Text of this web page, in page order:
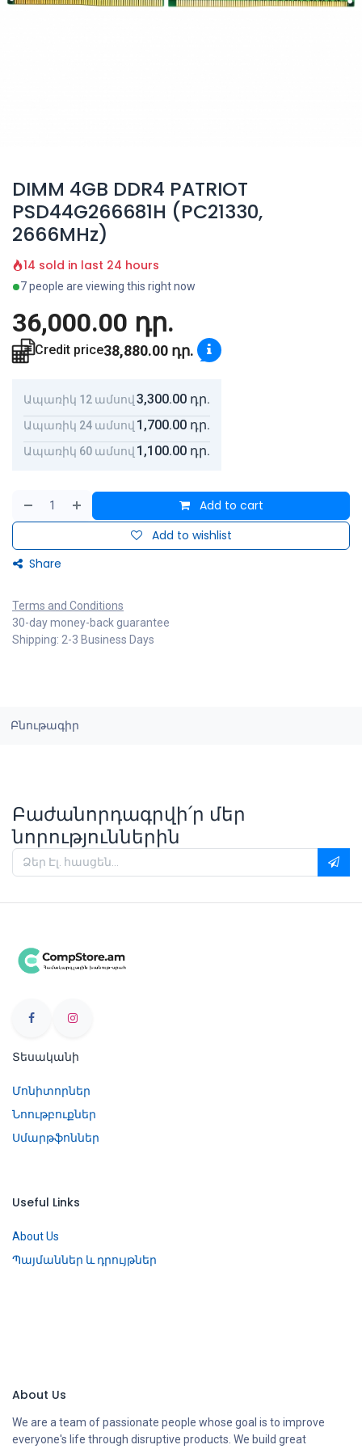
DIMM 4GB DDR4 PATRIOT
PSD44G266681H (PC21330,
2666MHz)
14 sold in last 24 hours
7 people are viewing this right now
36,000.00 դր.
Credit price38,880.00 դր.
Ապառիկ 12 ամսով 3,300.00 դր.
Ապառիկ 24 ամսով 1,700.00 դր.
Ապառիկ 60 ամսով 1,100.00 դր.
Add to cart
Add to wishlist
Share
Terms and Conditions
30-day money-back guarantee
Shipping: 2-3 Business Days
Բնութագիր
Բաժանորդագրվի՛ր մեր
նորություններին
Տեսականի
Մոնիտորներ
Նոութբուքներ
Սմարթֆոններ
Useful Links
About Us
Պայմաններ և դրույթներ
About Us
We are a team of passionate people whose goal is to improve
everyone's life through disruptive products. We build great